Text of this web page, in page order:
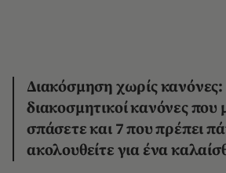
Διακόσμηση χωρίς κανόνες:
διακοσμητικοί κανόνες που
σπάσετε και 7 που πρέπει
ακολουθείτε για ένα